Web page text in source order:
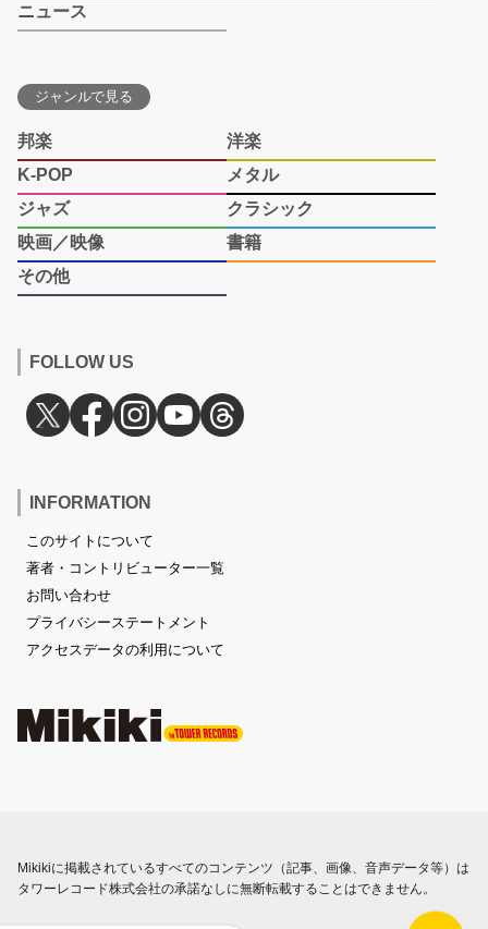
ニュース
ジャンルで見る
邦楽
洋楽
K-POP
メタル
ジャズ
クラシック
映画／映像
書籍
その他
FOLLOW US
INFORMATION
このサイトについて
著者・コントリビューター一覧
お問い合わせ
プライバシーステートメント
アクセスデータの利用について
Mikikiに掲載されているすべてのコンテンツ（記事、画像、音声データ等）は
タワーレコード株式会社の承諾なしに無断転載することはできません。